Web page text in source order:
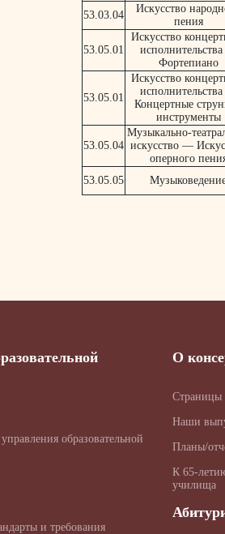
53.03.04
Искусство
пения
53.05.01
Искусство
Фортепиано
53.05.01
Искусство
Концертные
инструменты
53.05.04
Музыкально-
искусство —
оперного
53.05.05
образовательной
и требования
О
Страницы
Наши
Планы/
К 65-
училища